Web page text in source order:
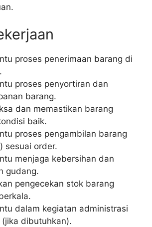
proses penerimaan barang di
proses penyortiran dan
barang.
dan memastikan barang
baik.
proses pengambilan barang
sesuai order.
menjaga kebersihan dan
gudang.
pengecekan stok barang
dalam kegiatan administrasi
(jika dibutuhkan).